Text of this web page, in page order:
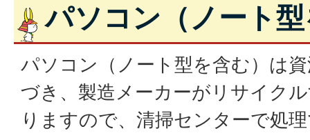
パソコン（ノート
パソコン（ノート型を含む）は
づき、製造メーカーがリサイク
りますので、清掃センターで処